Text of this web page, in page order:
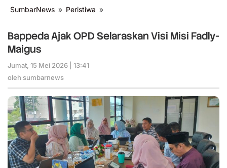
SumbarNews » Peristiwa »
OPD
Selaraskan
Bappeda Ajak OPD Selaraskan Visi Misi Fadly-
Maigus
Jumat, 15 Mei 2026 | 13:41
oleh sumbarnews